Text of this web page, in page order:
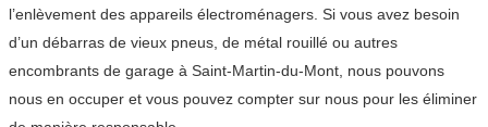
l’enlèvement des appareils électroménagers. Si vous avez besoin
d’un débarras de vieux pneus, de métal rouillé ou autres
encombrants de garage à Saint-Martin-du-Mont, nous pouvons
nous en occuper et vous pouvez compter sur nous pour les éliminer